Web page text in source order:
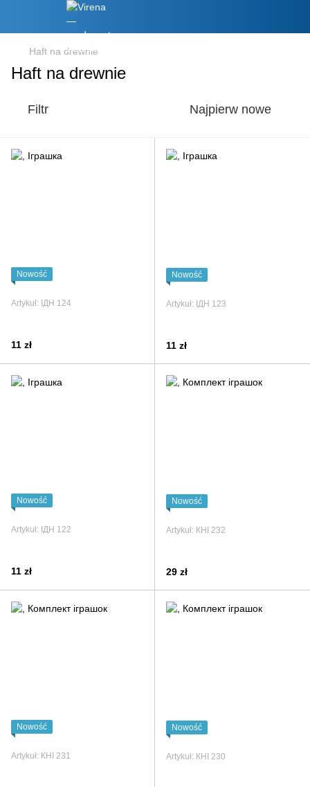
Haft na drewnie
Haft na drewnie
Filtr Najpierw nowe
Nowość
Artykuł: ІДН 124
11 zł
Nowość
Artykuł: ІДН 123
11 zł
Nowość
Artykuł: ІДН 122
11 zł
Nowość
Artykuł: КНІ 232
29 zł
Nowość
Artykuł: КНІ 231
Nowość
Artykuł: КНІ 230